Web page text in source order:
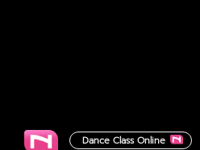
Dance Class Online